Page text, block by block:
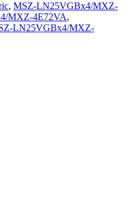
, MSZ-LN25VGBx4/MXZ-
MXZ-4E72VA,
LN25VGBx4/MXZ-